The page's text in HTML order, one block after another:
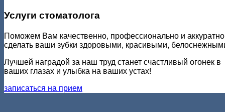
Услуги стоматолога
Поможем Вам качественно, профессионально и аккуратно
сделать ваши зубки здоровыми, красивыми,
Лучшей наградой за наш труд станет счастливый огонек в
ваших глазах и улыбка на ваших устах!
записаться на прием